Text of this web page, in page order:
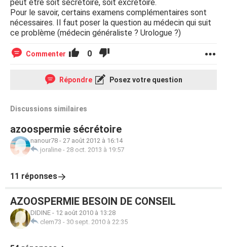
peut être soit sécrétoire, soit excrétoire.
Pour le savoir, certains examens complémentaires sont
nécessaires. Il faut poser la question au médecin qui suit
ce problème (médecin généraliste ? Urologue ?)
Commenter 0
Répondre Posez votre question
Discussions similaires
azoospermie sécrétoire
nanour78 - 27 août 2012 à 16:14
joraline - 28 oct. 2013 à 19:57
11 réponses
AZOOSPERMIE BESOIN DE CONSEIL
DIDINE - 12 août 2010 à 13:28
clem73 - 30 sept. 2010 à 22:35